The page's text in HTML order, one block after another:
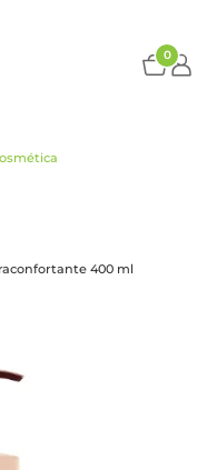
0
400 ml